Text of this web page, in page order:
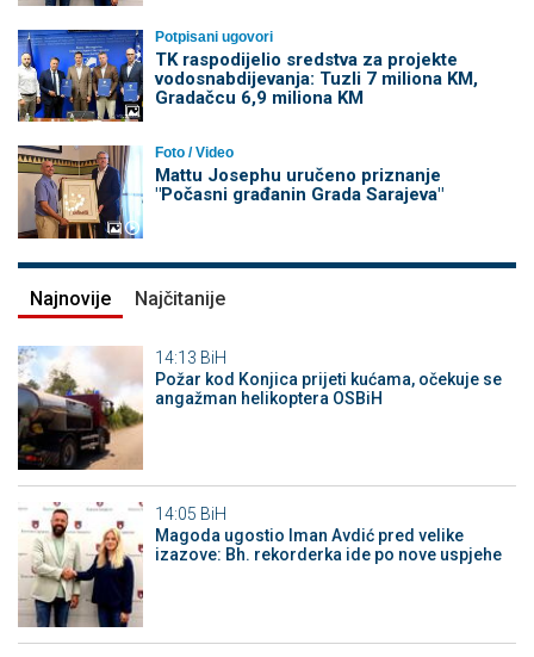
Potpisani ugovori
TK raspodijelio sredstva za projekte
vodosnabdijevanja: Tuzli 7 miliona KM,
Gradačcu 6,9 miliona KM
Foto / Video
Mattu Josephu uručeno priznanje
"Počasni građanin Grada Sarajeva"
Najnovije Najčitanije
14:13 BiH
Požar kod Konjica prijeti kućama, očekuje se
angažman helikoptera OSBiH
14:05 BiH
Magoda ugostio Iman Avdić pred velike
izazove: Bh. rekorderka ide po nove uspjehe